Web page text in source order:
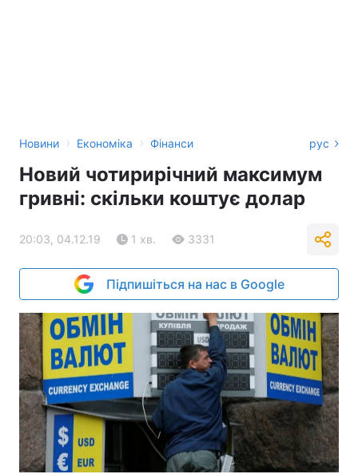
Новини › Економіка › Фінанси рус
Новий чотирирічний максимум
гривні: скільки коштує долар
20:03, 04.12.19 1 хв. 3331
Підпишіться на нас в Google